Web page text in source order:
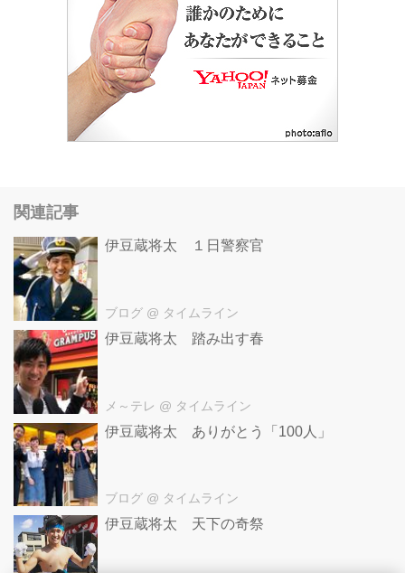
関連記事
伊豆蔵将太 １日警察官
ブログ @ タイムライン
伊豆蔵将太 踏み出す春
メ～テレ @ タイムライン
伊豆蔵将太 ありがとう「100人」
ブログ @ タイムライン
伊豆蔵将太 天下の奇祭